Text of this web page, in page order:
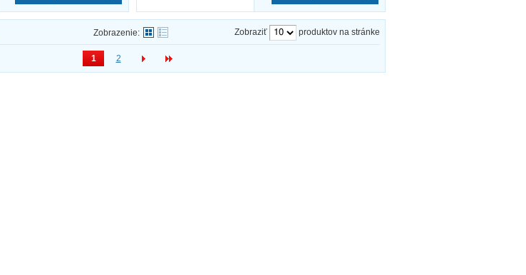
Zobrazenie: Zobraziť produktov na stránke
1 2